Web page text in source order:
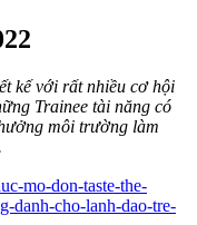
kế với rất nhiều cơ hội
Trainee tài năng có
môi trường làm
mo-don-taste-the-
danh-cho-lanh-dao-tre-